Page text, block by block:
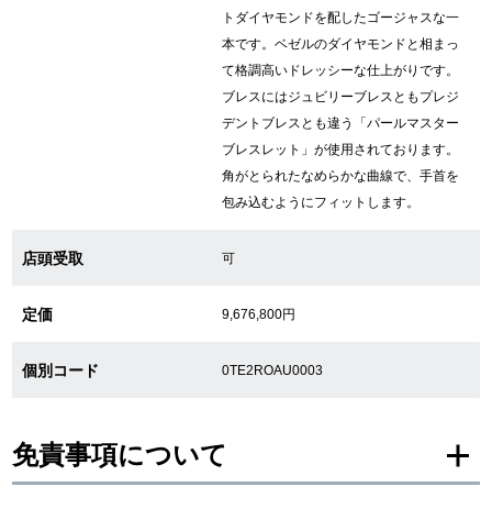
한국어
トダイヤモンドを配したゴージャスな一
本です。ベゼルのダイヤモンドと相まっ
て格調高いドレッシーな仕上がりです。
ブレスにはジュビリーブレスともプレジ
デントブレスとも違う「パールマスター
ブレスレット」が使用されております。
角がとられたなめらかな曲線で、手首を
包み込むようにフィットします。
店頭受取 可
定価 9,676,800円
個別コード 0TE2ROAU0003
免責事項について